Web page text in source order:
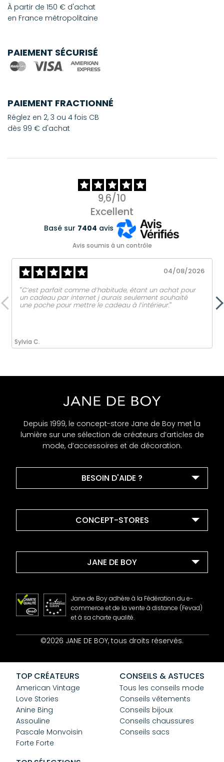
À partir de 150 € d'achat
en France métropolitaine
PAIEMENT SÉCURISÉ
PAIEMENT FRACTIONNÉ
Réglez en 2, 3 ou 4 fois CB
dès 99 € d'achat
9,6/10
Excellent
Basé sur 7404 avis
Avis soumis à un contrôle
Sylvia C.
04/08/2026
‟C’est parfait comme d’habitude, étant un achat pour
un cadeau par internet j aurais seulement souhaité
une poche pour mettre le cadeau à l’intérieur.ˮ
Depuis 1999, le concept-store Jane de Boy met la
lumière sur une sélection de créateurs d’articles de
mode, d’accessoires et de décoration.
BESOIN D'AIDE ?
CONCEPT-STORES
JANE DE BOY
Contact
CGV
Confidentialité
Cookies
Jane de Boy adhère à la Fédération du e-
commerce et de la vente à distance (Fevad)
et à sa charte qualité.
©2026 JANE DE BOY, tous droits réservés.
TOP CRÉATEURS
American Vintage
Love Stories
Anine Bing
Assouline
Pascale Monvoisin
Forte Forte
CONSEILS & ASTUCES
Tous les conseils mode
Conseils vêtements
Conseils bijoux
Conseils chaussures
Conseils sacs